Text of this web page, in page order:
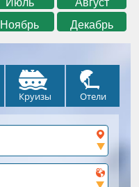
Ноябрь Декабрь
Круизы Отели